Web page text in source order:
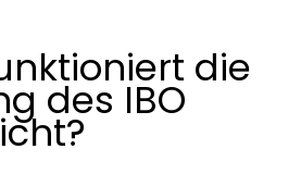
die
des IBO